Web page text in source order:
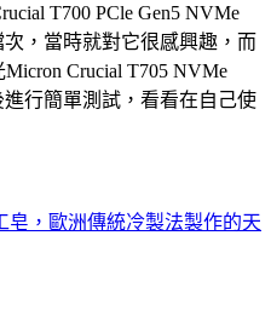
T700 PCle Gen5 NVMe
，當時就對它很感興趣，而
Crucial T705 NVMe
行簡單測試，看看在自己使
皂，歐洲傳統冷製法製作的天